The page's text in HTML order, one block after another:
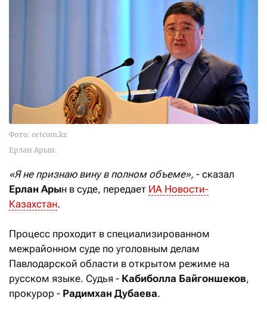
Фото: ortcom.kz
Ерлан Арын.
«Я не признаю вину в полном объеме», - сказал
Ерлан Арын в суде, передает ИА Новости-
Казахстан.
Процесс проходит в специализированном
межрайонном суде по уголовным делам
Павлодарской области в открытом режиме на
русском языке. Судья - Кабиболла Байгоншеков,
прокурор - Радимхан Дубаева.